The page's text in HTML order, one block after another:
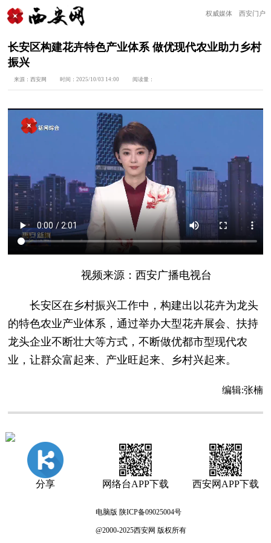
权威媒体 西安门户
长安区构建花卉特色产业体系 做优现代农业助力乡村
振兴
来源：西安网 时间：2025/10/03 14:00 阅读量：
视频来源：西安广播电视台
长安区在乡村振兴工作中，构建出以花卉为龙头
的特色农业产业体系，通过举办大型花卉展会、扶持
龙头企业不断壮大等方式，不断做优都市型现代农
业，让群众富起来、产业旺起来、乡村兴起来。
编辑:张楠
分享 网络台APP下载 西安网APP下载
电脑版 陕ICP备09025004号
@2000-2025西安网 版权所有